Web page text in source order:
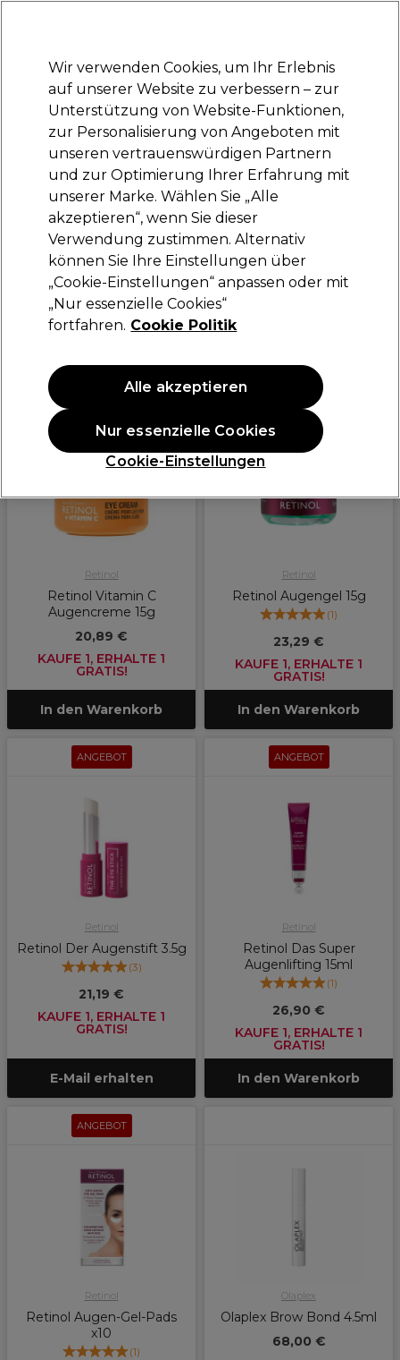
Anmelden
Marken Deals Haare Elektrogeräte Saloneinrichtung
Lieferung und Lieferzeiten
– mehr erfahren
Kosmetik Gesichtspflege Augencremes
Augencremes
Filters
Retinol
Retinol Vitamin C
Augencreme 15g
20,89 €
KAUFE 1, ERHALTE 1
GRATIS!
In den Warenkorb
ANGEBOT
Retinol
Retinol Augengel 15g
(1)
23,29 €
KAUFE 1, ERHALTE 1
GRATIS!
In den Warenkorb
ANGEBOT
Retinol
Retinol Der Augenstift 3.5g
(3)
21,19 €
KAUFE 1, ERHALTE 1
GRATIS!
E-Mail erhalten
ANGEBOT
Retinol
Retinol Das Super
Augenlifting 15ml
(1)
26,90 €
KAUFE 1, ERHALTE 1
GRATIS!
In den Warenkorb
ANGEBOT
Retinol
Retinol Augen-Gel-Pads
x10
(1)
Olaplex
Olaplex Brow Bond 4.5ml
68,00 €
Wir verwenden Cookies, um Ihr Erlebnis
auf unserer Website zu verbessern – zur
Unterstützung von Website-Funktionen,
zur Personalisierung von Angeboten mit
unseren vertrauenswürdigen Partnern
und zur Optimierung Ihrer Erfahrung mit
unserer Marke. Wählen Sie „Alle
akzeptieren“, wenn Sie dieser
Verwendung zustimmen. Alternativ
können Sie Ihre Einstellungen über
„Cookie-Einstellungen“ anpassen oder mit
„Nur essenzielle Cookies“
fortfahren. Cookie Politik
Cookie-Einstellungen
Nur essenzielle Cookies
Alle akzeptieren